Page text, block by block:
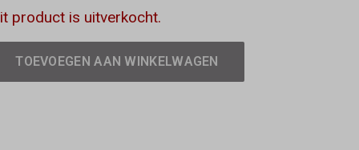
product is uitverkocht.
TOEVOEGEN AAN WINKELWAGEN